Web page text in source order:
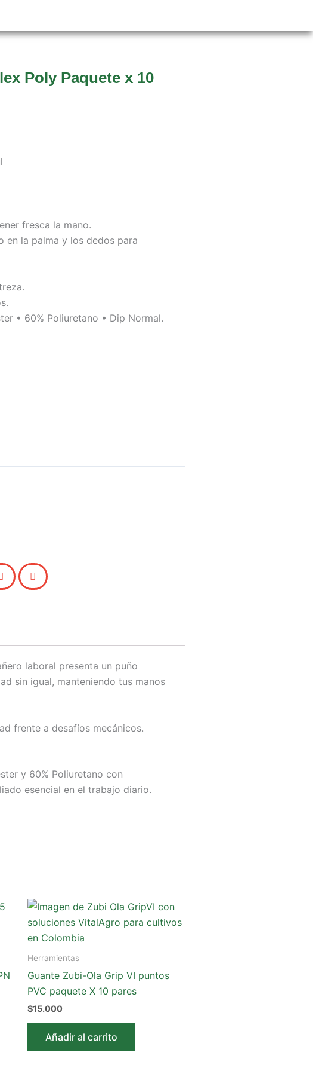
Poly Paquete x 10
fresca la mano.
en la palma y los dedos para
• 60% Poliuretano • Dip Normal.
laboral presenta un puño
sin igual, manteniendo tus manos
frente a desafíos mecánicos.
y 60% Poliuretano con
esencial en el trabajo diario.
Herramientas
Guante Zubi-Ola Grip VI puntos
PVC paquete X 10 pares
$15.000
Añadir al carrito